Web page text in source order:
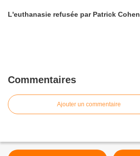
L'euthanasie refusée par Patrick Cohen
Commentaires
Ajouter un commentaire